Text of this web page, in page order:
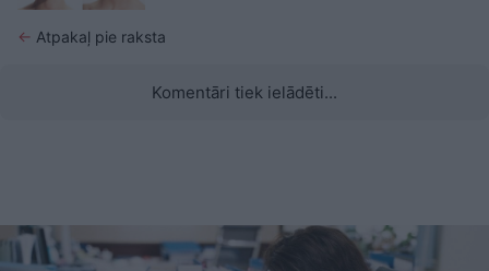
← Atpakaļ pie raksta
Komentāri tiek ielādēti...